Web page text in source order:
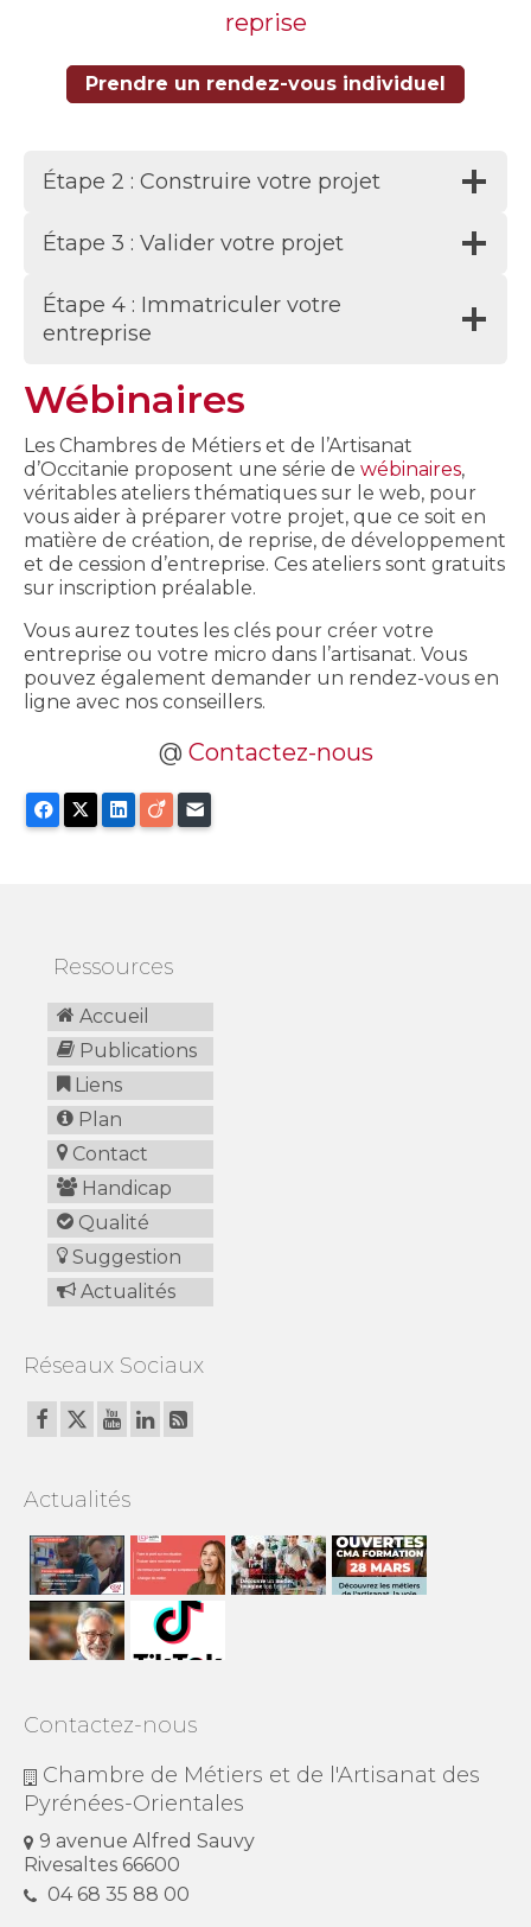
reprise
Prendre un rendez-vous individuel
Étape 2 : Construire votre projet
Étape 3 : Valider votre projet
Étape 4 : Immatriculer votre
entreprise
Wébinaires
Les Chambres de Métiers et de l’Artisanat
d’Occitanie proposent une série de wébinaires,
véritables ateliers thématiques sur le web, pour
vous aider à préparer votre projet, que ce soit en
matière de création, de reprise, de développement
et de cession d’entreprise. Ces ateliers sont gratuits
sur inscription préalable.
Vous aurez toutes les clés pour créer votre
entreprise ou votre micro dans l’artisanat. Vous
pouvez également demander un rendez-vous en
ligne avec nos conseillers.
@ Contactez-nous
Facebook LinkedIn
Viadeo
Ressources
Accueil
Publications
Liens
Plan
Contact
Handicap
Qualité
Suggestion
Actualités
Réseaux Sociaux
Actualités
Contactez-nous
Chambre de Métiers et de l'Artisanat des
Pyrénées-Orientales
9 avenue Alfred Sauvy
Rivesaltes 66600
04 68 35 88 00